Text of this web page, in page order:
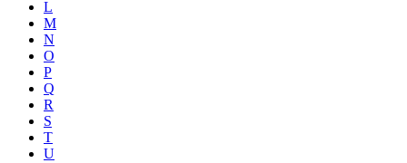
L
M
N
O
P
Q
R
S
T
U